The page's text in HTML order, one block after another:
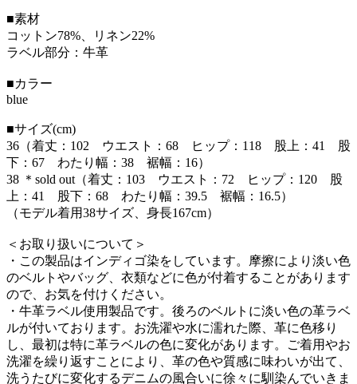
■素材
コットン78%、リネン22%
ラベル部分：牛革
■カラー
blue
■サイズ(cm)
36（着丈：102 ウエスト：68 ヒップ：118 股上：41 股
下：67 わたり幅：38 裾幅：16）
38 ＊sold out（着丈：103 ウエスト：72 ヒップ：120 股
上：41 股下：68 わたり幅：39.5 裾幅：16.5）
（モデル着用38サイズ、身長167cm）
＜お取り扱いについて＞
・この製品はインディゴ染をしています。摩擦により淡い色
のベルトやバッグ、衣類などに色が付着することがあります
ので、お気を付けください。
・牛革ラベル使用製品です。後ろのベルトに淡い色の革ラベ
ルが付いております。お洗濯や水に濡れた際、革に色移り
し、最初は特に革ラベルの色に変化があります。ご着用やお
洗濯を繰り返すことにより、革の色や質感に味わいが出て、
洗うたびに変化するデニムの風合いに徐々に馴染んでいきま